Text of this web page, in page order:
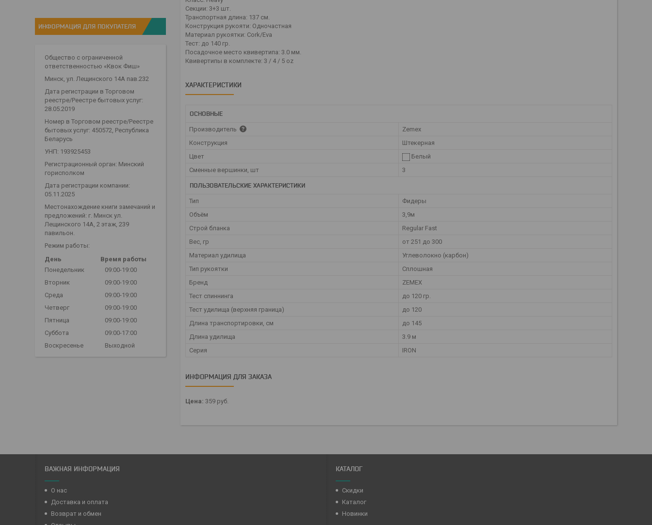
Секции: 3+3 шт.
Транспортная длина: 137 см.
Конструкция рукояти: Одночастная
Материал рукоятки: Cork/Eva
Тест: до 140 гр.
Посадочное место квивертипа: 3.0 мм.
Квивертипы в комплекте: 3 / 4 / 5 oz
ХАРАКТЕРИСТИКИ
ОСНОВНЫЕ
Производитель
Zemex
Конструкция
Штекерная
Цвет
Белый
Сменные вершинки, шт
3
ПОЛЬЗОВАТЕЛЬСКИЕ ХАРАКТЕРИСТИКИ
Тип
Фидеры
Объём
3,9м
Строй бланка
Regular Fast
Вес, гр
от 251 до 300
Материал удилища
Углеволокно (карбон)
Тип рукоятки
Сплошная
Бренд
ZEMEX
Тест спиннинга
до 120 гр.
Тест удилища (верхняя граница)
до 120
Длина транспортировки, см
до 145
Длина удилища
3.9 м
Серия
IRON
ИНФОРМАЦИЯ ДЛЯ ЗАКАЗА
Цена: 359 руб.
ИНФОРМАЦИЯ ДЛЯ ПОКУПАТЕЛЯ
Общество с ограниченной
ответственностью «Квок Фиш»
Минск, ул. Лещинского 14А пав.232
Дата регистрации в Торговом
реестре/Реестре бытовых услуг:
28.05.2019
Номер в Торговом реестре/Реестре
бытовых услуг: 450572, Республика
Беларусь
УНП: 193925453
Регистрационный орган: Минский
горисполком
Дата регистрации компании:
05.11.2025
Местонахождение книги замечаний и
предложений: г. Минск ул.
Лещинского 14А, 2 этаж, 239
павильон.
Режим работы:
День
Время работы
Понедельник
09:00-19:00
Вторник
09:00-19:00
Среда
09:00-19:00
Четверг
09:00-19:00
Пятница
09:00-19:00
Суббота
09:00-17:00
Воскресенье
Выходной
ВАЖНАЯ ИНФОРМАЦИЯ
О нас
Доставка и оплата
Возврат и обмен
КАТАЛОГ
Скидки
Каталог
Новинки